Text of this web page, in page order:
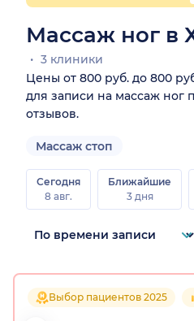
Массаж ног в
3 клиники
Цены от 800 руб. до 800
для записи на массаж ног
отзывов.
Массаж стоп
Сегодня
8 авг.
Ближайшие
3 дня
Выбор пациентов 2025